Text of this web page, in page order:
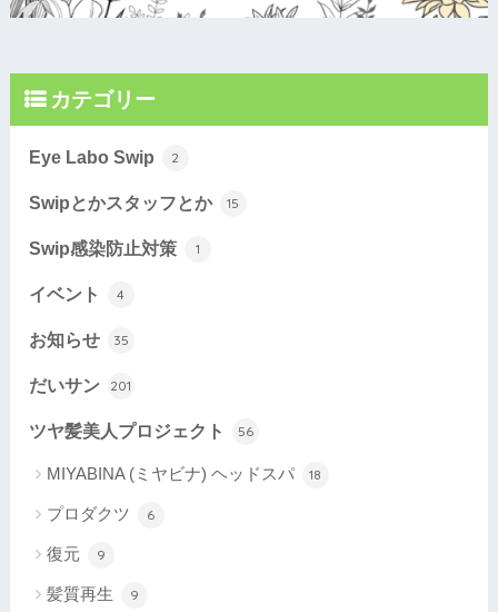
カテゴリー
Eye Labo Swip 2
Swipとかスタッフとか 15
Swip感染防止対策 1
イベント 4
お知らせ 35
だいサン 201
ツヤ髪美人プロジェクト 56
MIYABINA (ミヤビナ) ヘッドスパ 18
プロダクツ 6
復元 9
髪質再生 9